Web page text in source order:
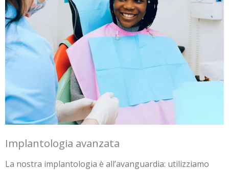
Implantologia avanzata
La nostra implantologia è all’avanguardia: utilizziamo